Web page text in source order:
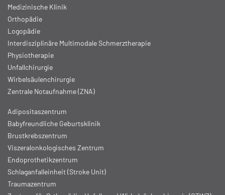
Medizinische Klinik
Orthopädie
Logopädie
Interdisziplinäre Multimodale Schmerztherapie
Physiotherapie
Unfallchirurgie
Wirbelsäulenchirurgie
Zentrale Notaufnahme (ZNA)
Adipositaszentrum
Babyfreundliche Geburtsklinik
Brustkrebszentrum
Viszeralonkologisches Zentrum
Endoprothetikzentrum
Schlaganfalleinheit (Stroke Unit)
Traumazentrum